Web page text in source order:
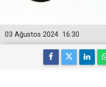
16:30
03 Ağustos 2024